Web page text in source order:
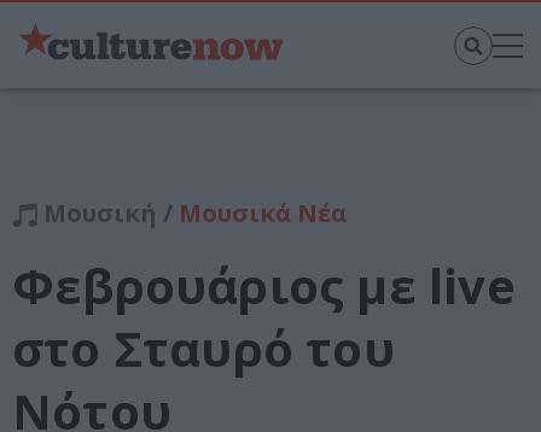
Μουσική / Μουσικά Νέα
Φεβρουάριος με live
στο Σταυρό του
Νότου